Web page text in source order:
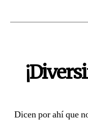
Dicen por ahí que